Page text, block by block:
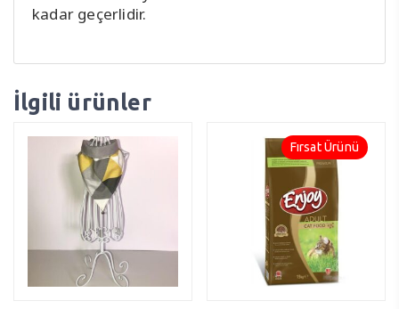
kadar geçerlidir.
İlgili ürünler
Fırsat Ürünü